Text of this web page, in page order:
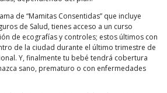
de “Mamitas Consentidas” que incluye
de Salud, tienes acceso a un curso
de ecografías y controles; estos últimos con
de la ciudad durante el último trimestre de
Y, finalmente tu bebé tendrá cobertura
sano, prematuro o con enfermedades